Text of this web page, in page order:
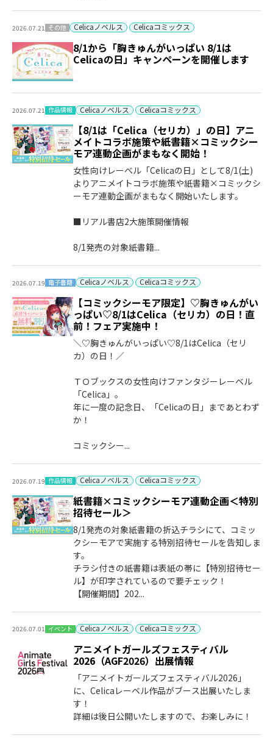
2026.07.21 その他 Celicaノベルス Celicaコミックス
8/1から「胸きゅんがいっぱい 8/1は
Celicaの日」キャンペーンを開催します
2026.07.21 作品情報 Celicaノベルス Celicaコミックス
【8/1は「Celica（セリカ）」の日】アニ
メイトコラボ施策や紙書籍×コミックシー
モア連動企画がまもなく開始！
女性向けレーベル「Celicaの日」として8/1(土)
よりアニメイトコラボ施策や紙書籍×コミックシ
ーモア連動企画がまもなく開始いたします。
■リアル書店2大施策開催情報
8/1発売の対象紙書籍...
2026.07.19 電子書籍 Celicaノベルス Celicaコミックス
【コミックシーモア限定】♡胸きゅんがい
っぱい♡8/1はCelica（セリカ）の日！直
前！フェア実施中！
＼♡胸きゅんがいっぱい♡8/1はCelica（セリ
カ）の日！／
ＴＯブックスの女性向けファンタジーレーベル
「Celica」。
年に一度の記念日、「Celicaの日」まであとわず
か！
コミックシー...
2026.07.19 作品情報 Celicaノベルス Celicaコミックス
紙書籍×コミックシーモア連動企画＜特別
招待セール＞
8/1発売の対象紙書籍の折込チラシにて、コミッ
クシーモアで実施する特別招待セールを告知しま
す。
チラシ付きの紙書籍は表紙の帯に【特別招待セー
ル】が印字されているので要チェック！
【開催期間】202...
2026.07.01 イベント Celicaノベルス Celicaコミックス
アニメイトガールズフェスティバル
2026（AGF2026）出展情報
「アニメイトガールズフェスティバル2026」
に、Celicaレーベル作品がブース出展いたしま
す！
詳細は後日公開いたしますので、お楽しみに！